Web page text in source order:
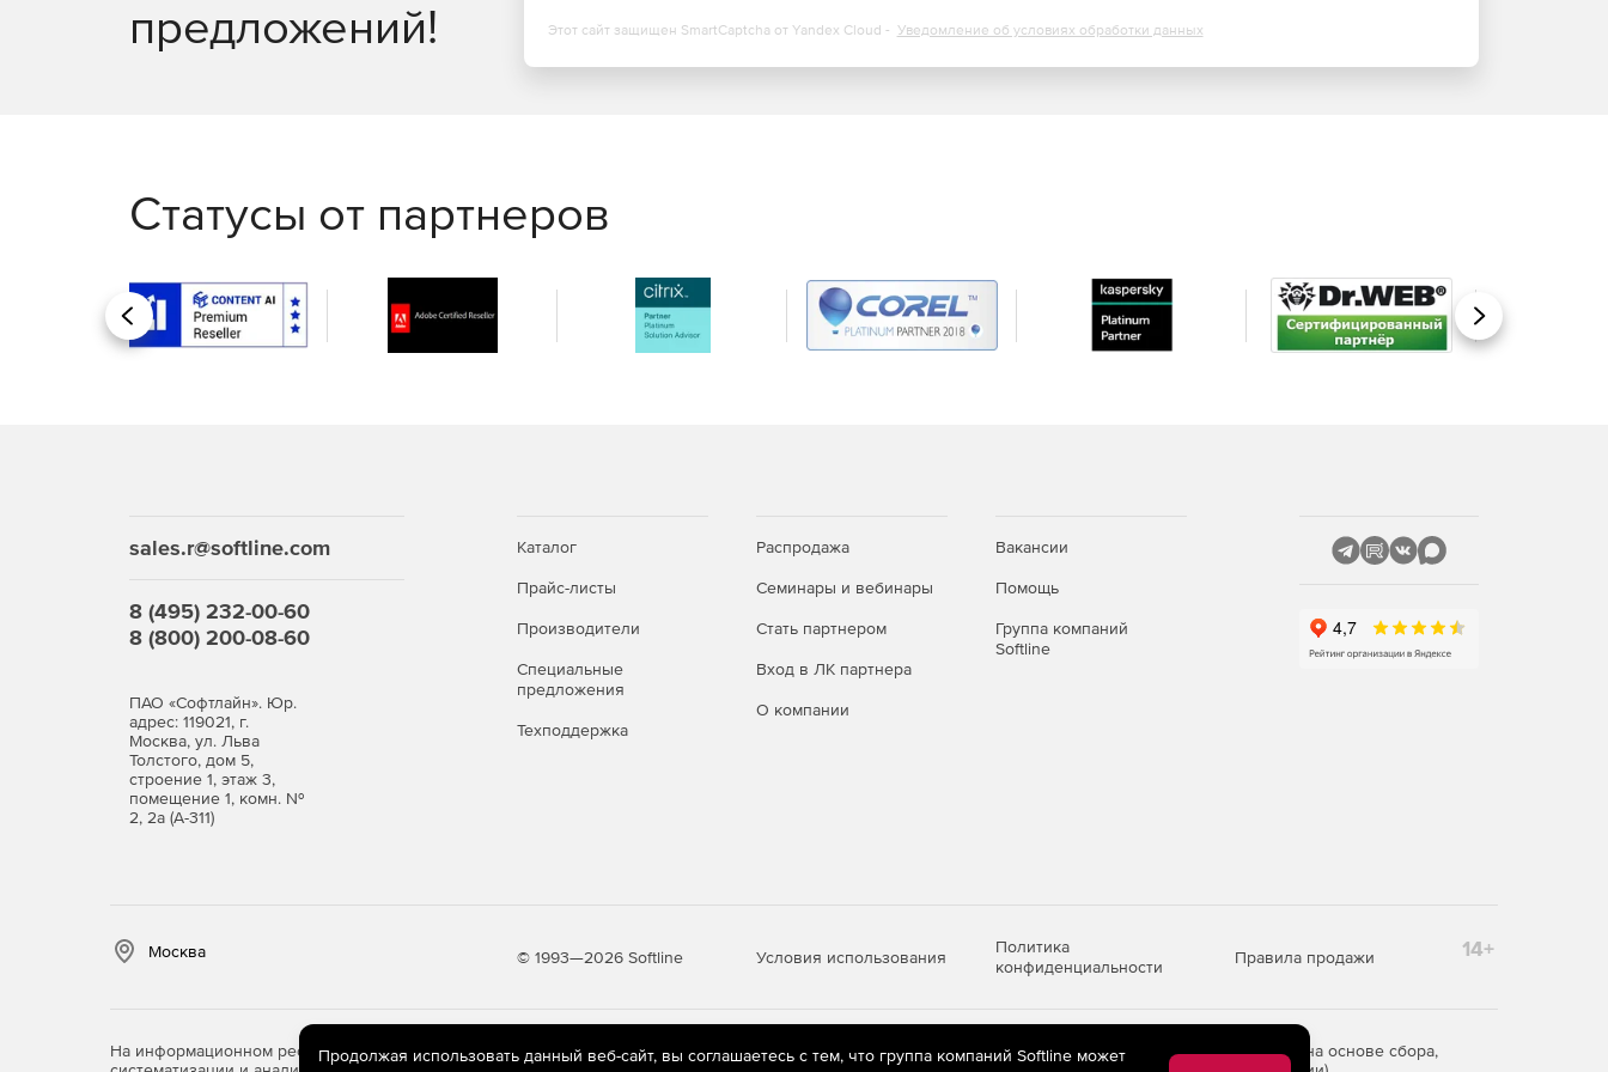
предложений!
Этот сайт защищен SmartCaptcha от Yandex Cloud - Уведомление об условиях обработки данных
Статусы от партнеров
Назад Вперед
sales.r@softline.com
8 (495) 232-00-60
8 (800) 200-08-60
ПАО «Софтлайн». Юр.
адрес: 119021, г.
Москва, ул. Льва
Толстого, дом 5,
строение 1, этаж 3,
помещение 1, комн. №
2, 2а (А-311)
Каталог
Прайс-листы
Производители
Специальные
предложения
Техподдержка
Распродажа
Семинары и вебинары
Стать партнером
Вход в ЛК партнера
О компании
Вакансии
Помощь
Группа компаний
Softline
Москва © 1993—2026 Softline Условия использования
Политика
конфиденциальности
Правила продажи 14+
На информационном ресурсе store.softline.ru применяютсярекомендательные технологии(информационные технологии предоставления информации на основе сбора,
Продолжая использовать данный веб-сайт, вы соглашаетесь с тем, что группа компаний Softline может